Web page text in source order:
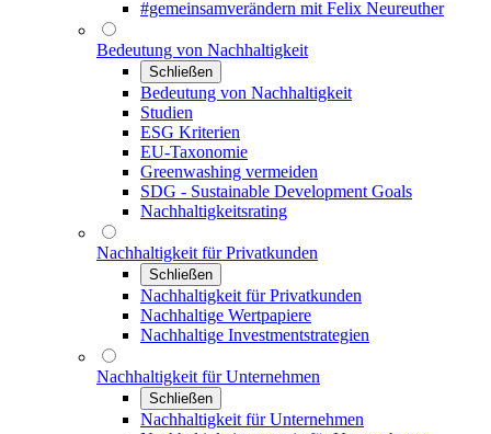
#gemeinsamverändern mit Felix Neureuther
Bedeutung von Nachhaltigkeit
Schließen
Bedeutung von Nachhaltigkeit
Studien
ESG Kriterien
EU-Taxonomie
Greenwashing vermeiden
SDG - Sustainable Development Goals
Nachhaltigkeitsrating
Nachhaltigkeit für Privatkunden
Schließen
Nachhaltigkeit für Privatkunden
Nachhaltige Wertpapiere
Nachhaltige Investmentstrategien
Nachhaltigkeit für Unternehmen
Schließen
Nachhaltigkeit für Unternehmen